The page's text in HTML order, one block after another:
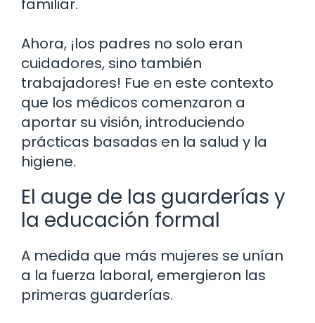
familiar.
Ahora, ¡los padres no solo eran
cuidadores, sino también
trabajadores! Fue en este contexto
que los médicos comenzaron a
aportar su visión, introduciendo
prácticas basadas en la salud y la
higiene.
El auge de las guarderías y
la educación formal
A medida que más mujeres se unían
a la fuerza laboral, emergieron las
primeras guarderías.